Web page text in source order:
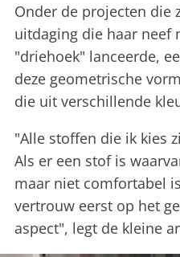
Onder de projecten die
uitdaging die haar neef
"driehoek" lanceerde,
deze geometrische
die uit verschillende
"Alle stoffen die ik kies
Als er een stof is
maar niet comfortabel
vertrouw eerst op het
aspect", legt de kleine